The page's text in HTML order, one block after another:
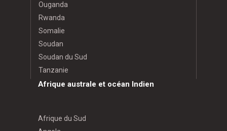
Ouganda
Rwanda
Somalie
Soudan
Soudan du Sud
Tanzanie
Afrique australe et océan Indien
Afrique du Sud